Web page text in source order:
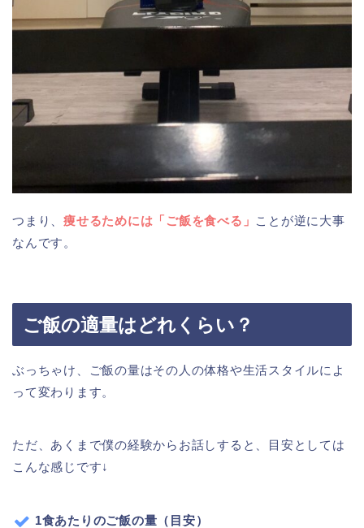
つまり、痩せるためには「ご飯を食べる」 ことが逆に大事
なんです。
ご飯の適量はどれくらい？
ぶっちゃけ、ご飯の量はその人の体格や生活スタイルによ
って変わります。
ただ、あくまで僕の経験からお話しすると、目安としては
こんな感じです↓
1食あたりのご飯の量（目安）